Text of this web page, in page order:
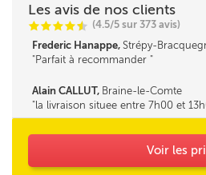
Les avis de nos clients
CCCCi
@ (4.5/5 sur 373 avis)
Frederic Hanappe, Strépy-
Parfait à recommander
Alain CALLUT, Braine-le-Comte
la livraison situee entre 7h00 et
parait tres longue. la fourchette ne
Voir les